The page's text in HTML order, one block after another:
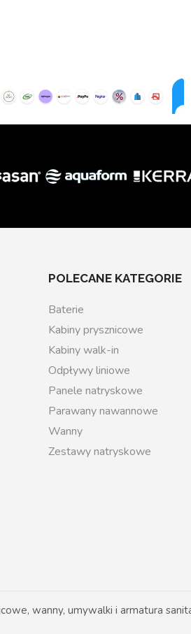
POLECANE KATEGORIE
Baterie
Kabiny prysznicowe
Kabiny walk-in
Odpływy liniowe
Panele natryskowe
Parawany nawannowe
Wanny
Zestawy natryskowe
wanny, umywalki i armatura